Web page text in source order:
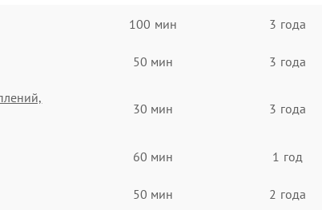
100 мин 3 года
50 мин 3 года
30 мин 3 года
60 мин 1 год
50 мин 2 года